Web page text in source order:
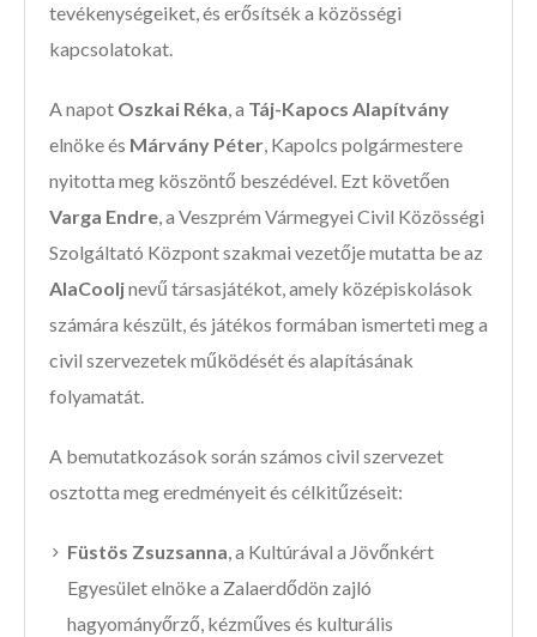
tevékenységeiket, és erősítsék a közösségi
kapcsolatokat.
A napot Oszkai Réka, a Táj-Kapocs Alapítvány
elnöke és Márvány Péter, Kapolcs polgármestere
nyitotta meg köszöntő beszédével. Ezt követően
Varga Endre, a Veszprém Vármegyei Civil Közösségi
Szolgáltató Központ szakmai vezetője mutatta be az
AlaCooljnevű társasjátékot, amely középiskolások
számára készült, és játékos formában ismerteti meg a
civil szervezetek működését és alapításának
folyamatát.
A bemutatkozások során számos civil szervezet
osztotta meg eredményeit és célkitűzéseit:
Füstös Zsuzsanna, a Kultúrával a Jövőnkért
Egyesület elnöke a Zalaerdődön zajló
hagyományőrző, kézműves és kulturális